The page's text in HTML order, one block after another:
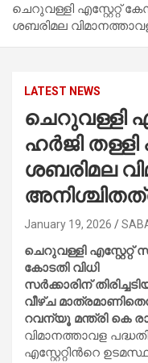
ചെറുവള്ളി എസ്റ്റേറ്റ്
ശബരിമല
LATEST NEWS
ചെറുവള്ളി
ഹര്‍ജി തള്ളി
ശബരിമല
January 19, 2026
ചെറുവള്ളി
കോടതി വിധി
സർക്കാരിന്
വീഴ്ച
റവന്യൂ മന്ത്രി കെ
വിമാനത്താവള
എസ്റ്റേറ്റിന്‍റെ